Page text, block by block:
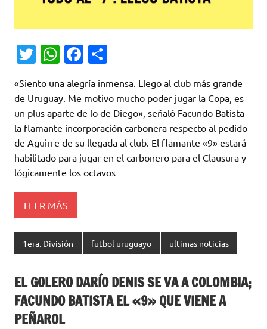
T
it
te
r
W
at
s
A
p
p
Fa
e
b
o
o
k
m
p
ar
ti
r
«Siento una alegría inmensa. Llego al club más grande
de Uruguay. Me motivo mucho poder jugar la Copa, es
un plus aparte de lo de Diego», señaló Facundo Batista
la flamante incorporación carbonera respecto al pedido
de Aguirre de su llegada al club. El flamante «9» estará
habilitado para jugar en el carbonero para el Clausura y
lógicamente los octavos
LEER MÁS
1era. División futbol uruguayo ultimas noticias
EL GOLERO DARÍO DENIS SE VA A COLOMBIA;
FACUNDO BATISTA EL «9» QUE VIENE A
PEÑAROL